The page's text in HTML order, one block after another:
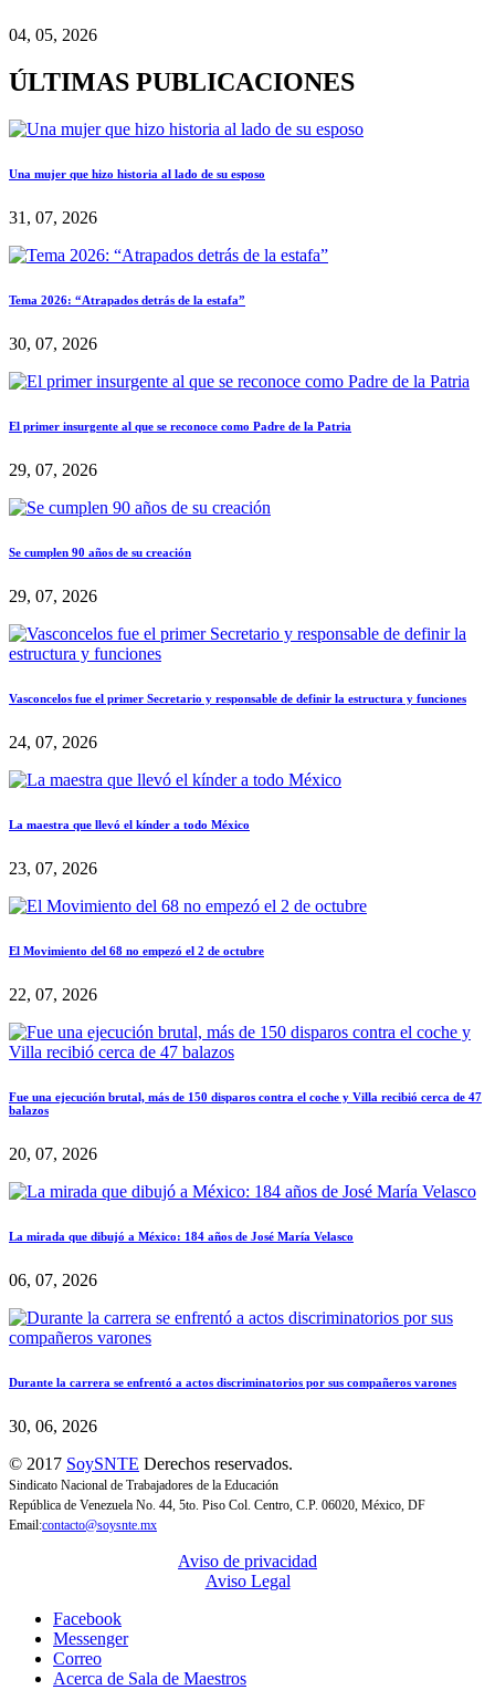
04, 05, 2026
ÚLTIMAS PUBLICACIONES
Una mujer que hizo historia al lado de su esposo
31, 07, 2026
Tema 2026: “Atrapados detrás de la estafa”
30, 07, 2026
El primer insurgente al que se reconoce como Padre de la Patria
29, 07, 2026
Se cumplen 90 años de su creación
29, 07, 2026
Vasconcelos fue el primer Secretario y responsable de definir la estructura y funciones
24, 07, 2026
La maestra que llevó el kínder a todo México
23, 07, 2026
El Movimiento del 68 no empezó el 2 de octubre
22, 07, 2026
Fue una ejecución brutal, más de 150 disparos contra el coche y Villa recibió cerca de 47
balazos
20, 07, 2026
La mirada que dibujó a México: 184 años de José María Velasco
06, 07, 2026
Durante la carrera se enfrentó a actos discriminatorios por sus compañeros varones
30, 06, 2026
© 2017 SoySNTE Derechos reservados.
Sindicato Nacional de Trabajadores de la Educación
República de Venezuela No. 44, 5to. Piso Col. Centro, C.P. 06020, México, DF
Email:contacto@soysnte.mx
Aviso de privacidad
Aviso Legal
Facebook
Messenger
Correo
Acerca de Sala de Maestros